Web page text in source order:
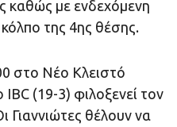
καθώς με ενδεχόμενη
της 4ης θέσης.
στο Νέο Κλειστό
(19-3) φιλοξενεί τον
θέλουν να